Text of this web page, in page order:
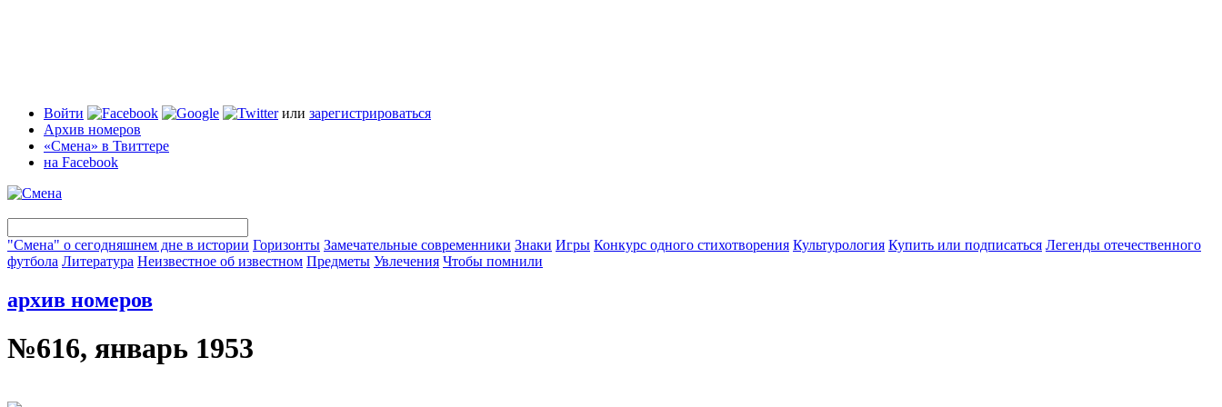
Войти или зарегистрироваться
Архив номеров
«Смена» в Твиттере
на Facebook
"Смена" о сегодняшнем дне в истории Горизонты Замечательные современники Знаки Игры Конкурс одного стихотворения Культурология Купить или подписаться Легенды отечественного
футбола Литература Неизвестное об известном Предметы Увлечения Чтобы помнили
архив номеров
№616, январь 1953